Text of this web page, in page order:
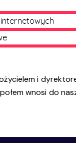
i
wnosi do